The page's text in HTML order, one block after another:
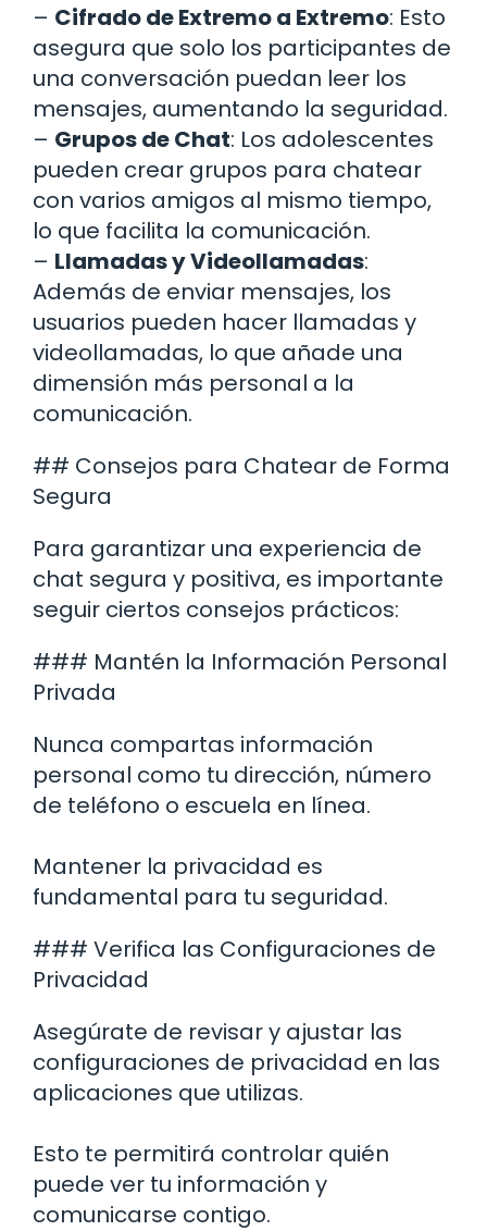
– Cifrado de Extremo a Extremo: Esto
asegura que solo los participantes de
una conversación puedan leer los
mensajes, aumentando la seguridad.
– Grupos de Chat: Los adolescentes
pueden crear grupos para chatear
con varios amigos al mismo tiempo,
lo que facilita la comunicación.
– Llamadas y Videollamadas:
Además de enviar mensajes, los
usuarios pueden hacer llamadas y
videollamadas, lo que añade una
dimensión más personal a la
comunicación.
## Consejos para Chatear de Forma
Segura
Para garantizar una experiencia de
chat segura y positiva, es importante
seguir ciertos consejos prácticos:
### Mantén la Información Personal
Privada
Nunca compartas información
personal como tu dirección, número
de teléfono o escuela en línea.
Mantener la privacidad es
fundamental para tu seguridad.
### Verifica las Configuraciones de
Privacidad
Asegúrate de revisar y ajustar las
configuraciones de privacidad en las
aplicaciones que utilizas.
Esto te permitirá controlar quién
puede ver tu información y
comunicarse contigo.